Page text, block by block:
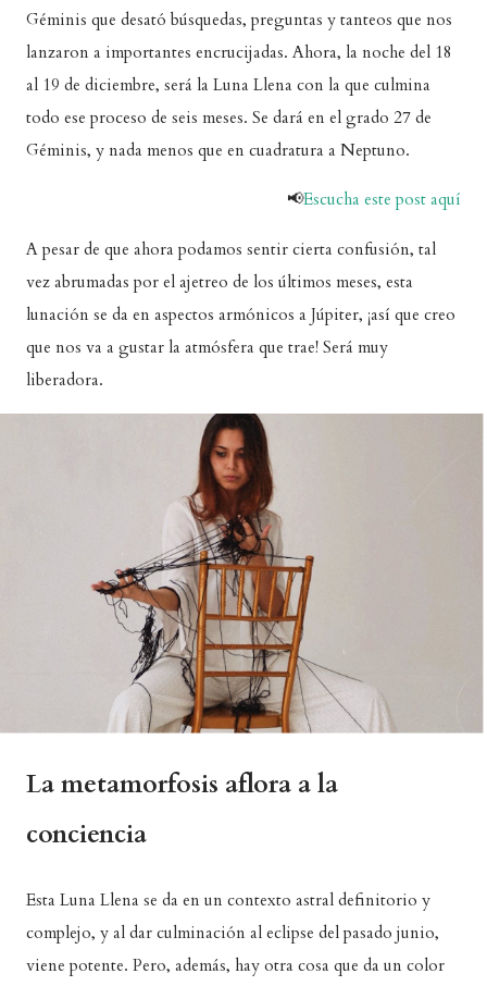
Géminis que desató búsquedas, preguntas y tanteos que nos
lanzaron a importantes encrucijadas. Ahora, la noche del 18
al 19 de diciembre, será la Luna Llena con la que culmina
todo ese proceso de seis meses. Se dará en el grado 27 de
Géminis, y nada menos que en cuadratura a Neptuno.
📢Escucha este post aquí
A pesar de que ahora podamos sentir cierta confusión, tal
vez abrumadas por el ajetreo de los últimos meses, esta
lunación se da en aspectos armónicos a Júpiter, ¡así que creo
que nos va a gustar la atmósfera que trae! Será muy
liberadora.
La metamorfosis aflora a la
conciencia
Esta Luna Llena se da en un contexto astral definitorio y
complejo, y al dar culminación al eclipse del pasado junio,
viene potente. Pero, además, hay otra cosa que da un color